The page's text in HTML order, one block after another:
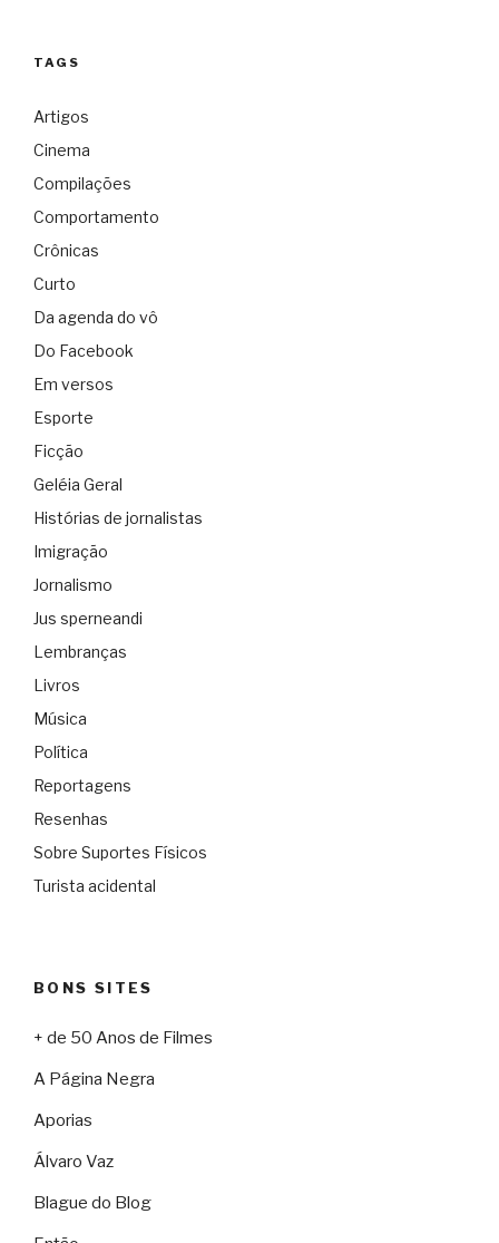
TAGS
Artigos
Cinema
Compilações
Comportamento
Crônicas
Curto
Da agenda do vô
Do Facebook
Em versos
Esporte
Ficção
Geléia Geral
Histórias de jornalistas
Imigração
Jornalismo
Jus sperneandi
Lembranças
Livros
Música
Política
Reportagens
Resenhas
Sobre Suportes Físicos
Turista acidental
BONS SITES
+ de 50 Anos de Filmes
A Página Negra
Aporias
Álvaro Vaz
Blague do Blog